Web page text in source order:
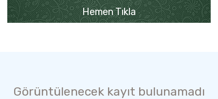
Hemen Tıkla
Görüntülenecek kayıt bulunamadı